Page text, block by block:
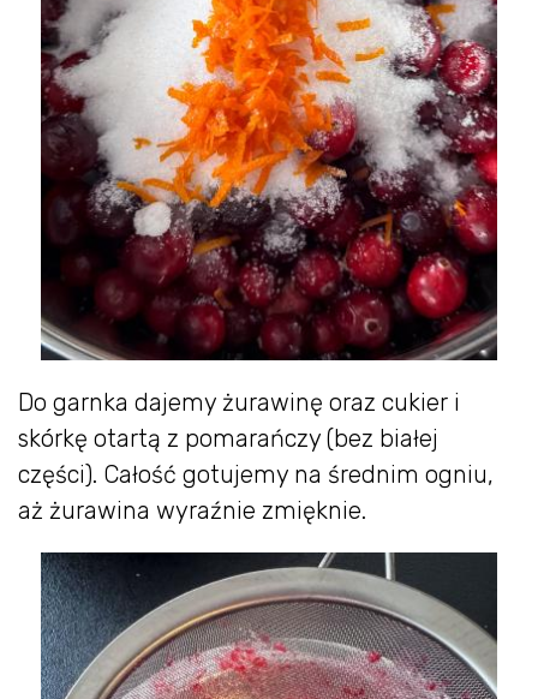
Do garnka dajemy żurawinę oraz cukier i
skórkę otartą z pomarańczy (bez białej
części). Całość gotujemy na średnim ogniu,
aż żurawina wyraźnie zmięknie.